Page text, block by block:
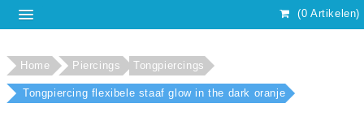
(0 Artikelen)
Home Piercings Tongpiercings
Tongpiercing flexibele staaf glow in the dark oranje